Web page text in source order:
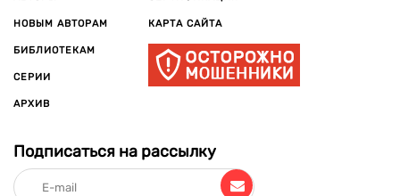
НОВЫМ АВТОРАМ
БИБЛИОТЕКАМ
СЕРИИ
АРХИВ
КАРТА САЙТА
Подписаться на рассылку